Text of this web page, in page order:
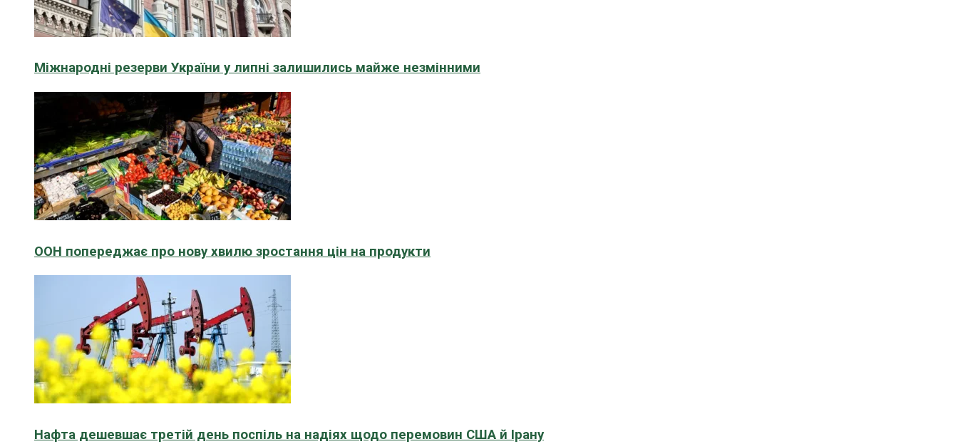
Міжнародні резерви України у липні залишились майже незмінними
ООН попереджає про нову хвилю зростання цін на продукти
Нафта дешевшає третій день поспіль на надіях щодо перемовин США й Ірану